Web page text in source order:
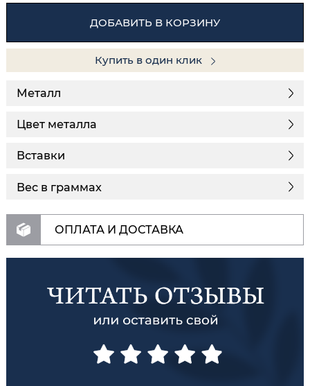
ДОБАВИТЬ В КОРЗИНУ
Купить в один клик
Металл
Цвет металла
Вставки
Вес в граммах
ОПЛАТА И ДОСТАВКА